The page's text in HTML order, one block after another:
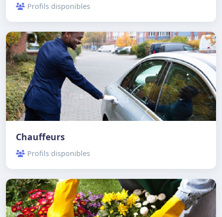
Profils disponibles
Chauffeurs
Profils disponibles